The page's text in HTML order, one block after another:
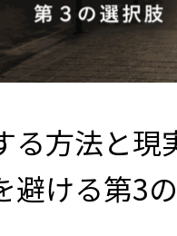
る方法と現
避ける第3